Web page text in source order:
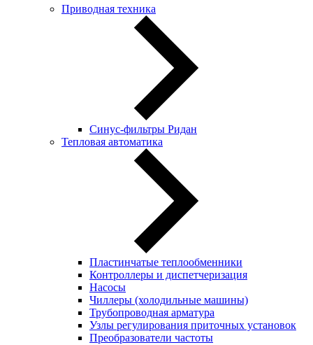
Приводная техника
Синус-фильтры Ридан
Тепловая автоматика
Пластинчатые теплообменники
Контроллеры и диспетчеризация
Насосы
Чиллеры (холодильные машины)
Трубопроводная арматура
Узлы регулирования приточных установок
Преобразователи частоты